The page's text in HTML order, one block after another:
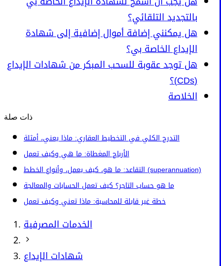
بالتجديد التلقائي؟
هل يمكنني إضافة أموال إضافية إلى شهادة
الإيداع الخاصة بي؟
هل توجد عقوبة للسحب المبكر من شهادات الإيداع
(CDs)؟
الخلاصة
ذات صلة
التدرج الكلي في التخطيط العقاري: ماذا يعني، أمثلة
الأرباح المغطاة: ما هي وكيف تعمل
التقاعد: ما هو، كيف يعمل، وأنواع الخطط (superannuation)
ما هو حساب التاجر؟ كيف تعمل الحسابات والمعالجة
خطة غير قابلة للمحاسبة: ماذا تعني وكيف تعمل
الخدمات المصرفية
شهادات الإيداع